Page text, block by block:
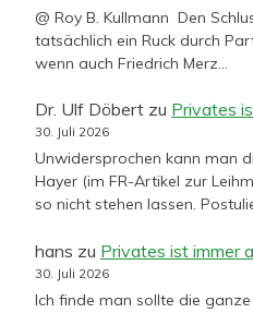
@ Roy B. Kullmann Den
tatsächlich ein Ruck durch
wenn auch Friedrich Merz…
Dr. Ulf Döbert zu Privates
30. Juli 2026
Unwidersprochen kann man
Hayer (im FR-Artikel zur
so nicht stehen lassen.
hans zu Privates ist immer
30. Juli 2026
Ich finde man sollte die